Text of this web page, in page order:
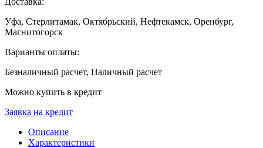
Уфа, Стерлитамак, Октябрьский, Нефтекамск, Оренбург,
Магнитогорск
Варианты оплаты:
Безналичный расчет, Наличный расчет
Можно купить в кредит
Заявка на кредит
Описание
Характеристики